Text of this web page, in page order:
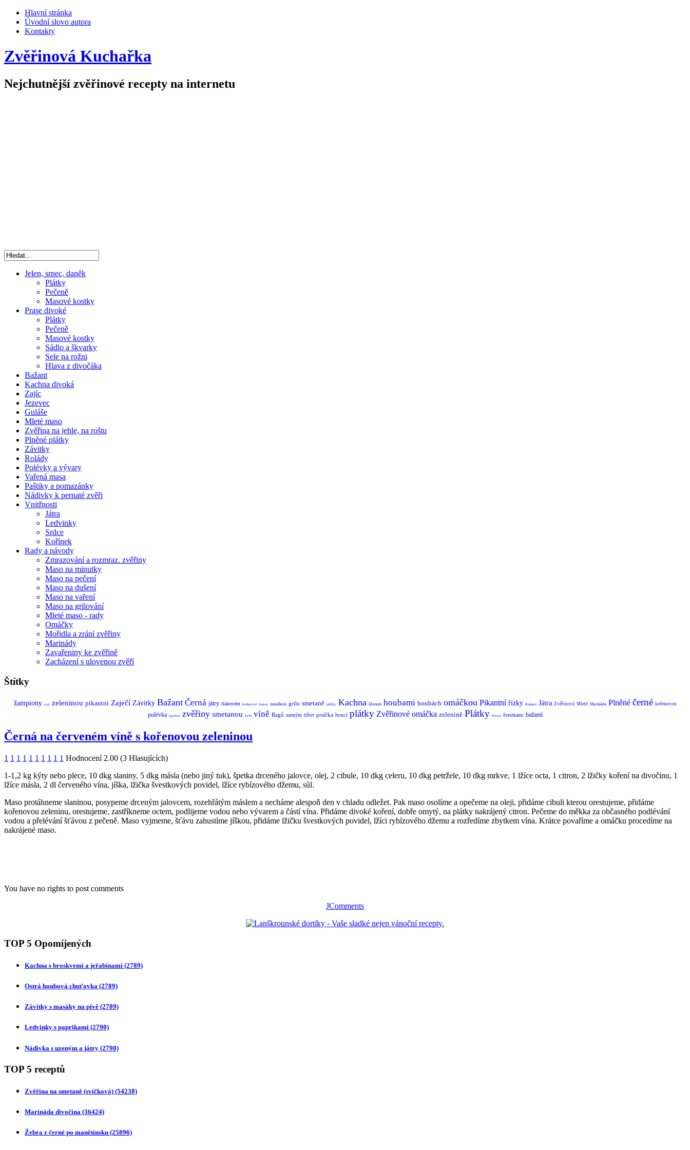
Hlavní stránka
Úvodní slovo autora
Kontakty
Zvěřinová Kuchařka
Nejchutnější zvěřinové recepty na internetu
Jelen, srnec, daněk
Plátky
Pečeně
Masové kostky
Prase divoké
Plátky
Pečeně
Masové kostky
Sádlo a škvarky
Sele na rožni
Hlava z divočáka
Bažant
Kachna divoká
Zajíc
Jezevec
Guláše
Mleté maso
Zvěřina na jehle, na roštu
Plněné plátky
Závitky
Rolády
Polévky a vývary
Vařená masa
Paštiky a pomazánky
Nádivky k pernaté zvěři
Vnitřnosti
Játra
Ledvinky
Srdce
Kořínek
Rady a návody
Zmrazování a rozmraz. zvěřiny
Maso na minutky
Maso na pečení
Maso na dušení
Maso na vaření
Maso na grilování
Mleté maso - rady
Omáčky
Mořidla a zrání zvěřiny
Marinády
Zavařeniny ke zvěřině
Zacházení s ulovenou zvěří
Štítky
žampiony guláš zeleninou pikantní Zaječí Závitky Bažant Černá játry tlakovém kořenové Dušené mandlemi grilu smetaně jablky Kachna křenem houbami houbách omáčkou Pikantní řízky Bažantí Játra Zvěřinová Mleté Marináda Plněné černé kořenovou
polévka paprikou zvěřiny smetanou kýta víně Ragů uzeným hřbet prsíčka hrnci plátky Zvěřinové omáčka zelenině Plátky Pečená švestkami bažantí
Černá na červeném víně s kořenovou zeleninou
1 1 1 1 1 1 1 1 1 1 Hodnocení 2.00 (3 Hlasujících)
1-1,2 kg kýty nebo plece, 10 dkg slaniny, 5 dkg másla (nebo jiný tuk), špetka drceného jalovce, olej, 2 cibule, 10 dkg celeru, 10 dkg petržele, 10 dkg mrkve, 1 lžíce octa, 1 citron, 2 lžičky koření na divočinu, 1
lžíce másla, 2 dl červeného vína, jíška, lžička švestkových povidel, lžíce rybízového džemu, sůl.
Maso protáhneme slaninou, posypeme drceným jalovcem, rozehřátým máslem a necháme alespoň den v chladu odležet. Pak maso osolíme a opečeme na oleji, přidáme cibuli kterou orestujeme, přidáme
kořenovou zeleninu, orestujeme, zastříkneme octem, podlijeme vodou nebo vývarem a částí vína. Přidáme divoké koření, dobře omytý, na plátky nakrájený citron. Pečeme do měkka za občasného podlévání
vodou a přelévání šťávou z pečeně. Maso vyjmeme, šťávu zahustíme jíškou, přidáme lžičku švestkových povidel, lžíci rybízového džemu a rozředíme zbytkem vína. Krátce povaříme a omáčku procedíme na
nakrájené maso.
You have no rights to post comments
JComments
TOP 5 Opomíjených
Kachna s broskvemi a jeřabinami (2789)
Ostrá houbová chuťovka (2789)
Závitky s masáky na pivě (2789)
Ledvinky s paprikami (2790)
Nádivka s uzeným a játry (2790)
TOP 5 receptů
Zvěřina na smetaně (svíčková) (54238)
Marináda divočina (36424)
Žebra z černé po manětínsku (25896)